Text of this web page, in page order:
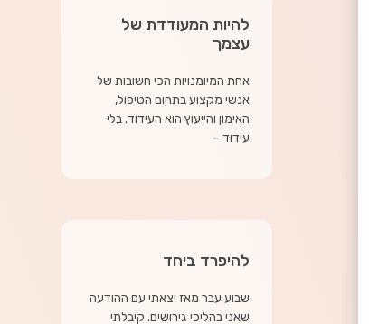
להיות המעודדת של
עצמך
אחת המיומנויות הכי חשובות של
אנשי מקצוע בתחום הטיפול,
האימון והייעוץ הוא העידוד. בלי
עידוד –
להיפרד ביחד
שבוע עבר מאז יצאתי עם ההודעה
שאני בהליכי גירושים. קיבלתי